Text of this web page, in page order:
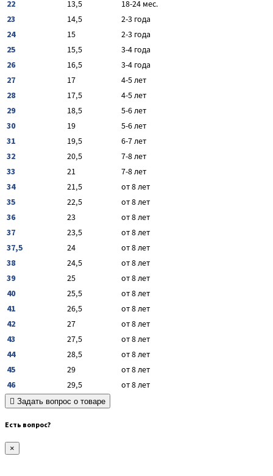
22 13,5
18-24 мес.
23
14,5
2-3 года
24
15
2-3 года
25
15,5
3-4 года
26
16,5
3-4 года
27
17
4-5 лет
28
17,5
4-5 лет
29
18,5
5-6 лет
30
19
5-6 лет
31
19,5
6-7 лет
32
20,5
7-8 лет
33
21
7-8 лет
34
21,5
от 8 лет
35
22,5
от 8 лет
36
23
от 8 лет
37
23,5
от 8 лет
37,5
24
от 8 лет
38
24,5
от 8 лет
39
25
от 8 лет
40
25,5
от 8 лет
41
26,5
от 8 лет
42
27
от 8 лет
43
27,5
от 8 лет
44
28,5
от 8 лет
45
29
от 8 лет
46
29,5 от 8 лет
Задать вопрос о товаре
Есть вопрос?
×